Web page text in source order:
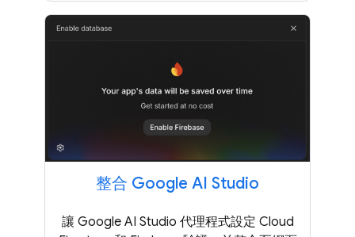
整合 Google AI Studio
讓 Google AI Studio 代理程式設定 Cloud